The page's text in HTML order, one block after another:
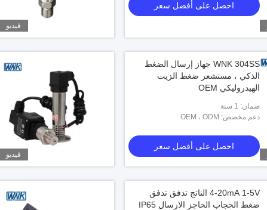
احصل على أفضل سعر
فيديو
WNK 304SS جهاز إرسال الضغط
الذكي ، مستشعر ضغط الزيت
الهيدروليكي OEM
ضمان: 1 سنة
دعم مخصص: OEM ، ODM
احصل على أفضل سعر
فيديو
4-20mA 1-5V الناتج تدفق تدفق
ضغط الحجاب الحاجز الارسال IP65